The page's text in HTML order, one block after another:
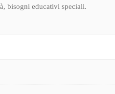
bisogni educativi speciali.